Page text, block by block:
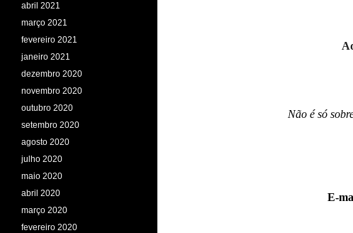
Não é só
E-
abril 2021
março 2021
fevereiro 2021
janeiro 2021
dezembro 2020
novembro 2020
outubro 2020
setembro 2020
agosto 2020
julho 2020
maio 2020
abril 2020
março 2020
fevereiro 2020